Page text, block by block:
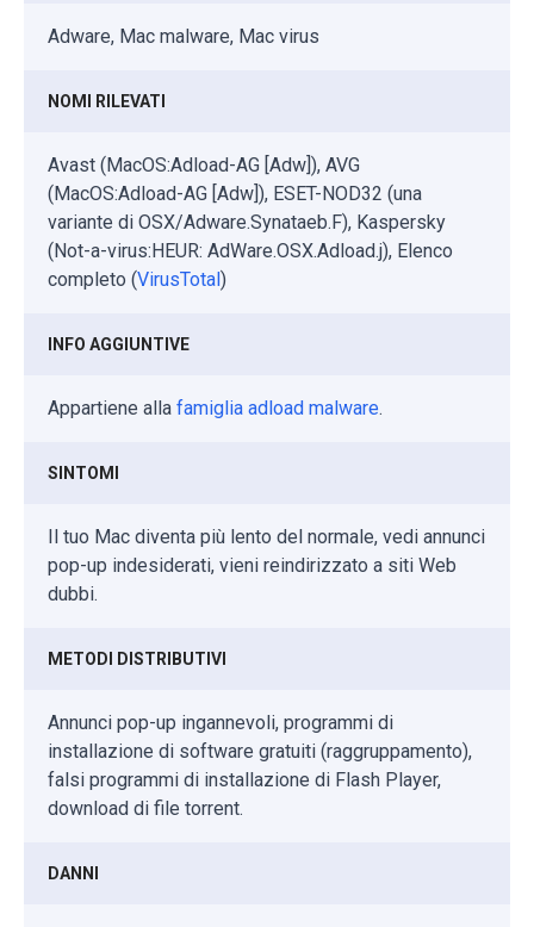
Adware, Mac malware, Mac virus
NOMI RILEVATI
Avast (MacOS:Adload-AG [Adw]), AVG
(MacOS:Adload-AG [Adw]), ESET-NOD32 (una
variante di OSX/Adware.Synataeb.F), Kaspersky
(Not-a-virus:HEUR: AdWare.OSX.Adload.j), Elenco
completo (VirusTotal)
INFO AGGIUNTIVE
Appartiene alla famiglia adload malware.
SINTOMI
Il tuo Mac diventa più lento del normale, vedi annunci
pop-up indesiderati, vieni reindirizzato a siti Web
dubbi.
METODI DISTRIBUTIVI
Annunci pop-up ingannevoli, programmi di
installazione di software gratuiti (raggruppamento),
falsi programmi di installazione di Flash Player,
download di file torrent.
DANNI